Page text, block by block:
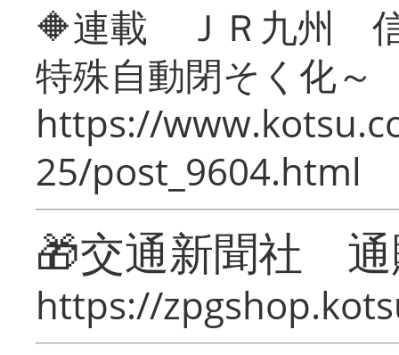
🔶連載 ＪＲ九州 信
特殊自動閉そく化～
https://
25/post_9604.html
🎁交通新聞社
https://